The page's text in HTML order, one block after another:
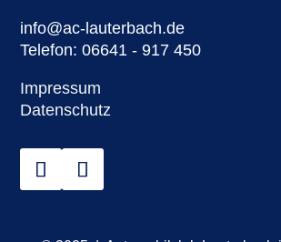
info@ac-lauterbach.de
Telefon: 06641 - 917 450
Impressum
Datenschutz